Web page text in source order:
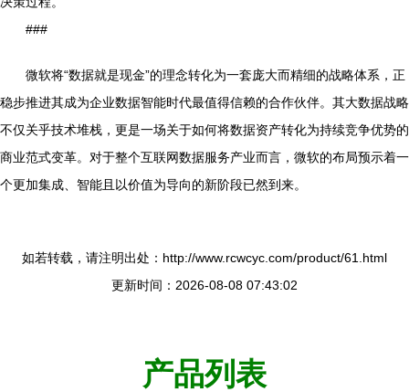
###
微软将“数据就是现金”的理念转化为一套庞大而精细的战略体系，正
稳步推进其成为企业数据智能时代最值得信赖的合作伙伴。其大数据战略
不仅关乎技术堆栈，更是一场关于如何将数据资产转化为持续竞争优势的
商业范式变革。对于整个互联网数据服务产业而言，微软的布局预示着一
个更加集成、智能且以价值为导向的新阶段已然到来。
如若转载，请注明出处：http://www.rcwcyc.com/product/61.html
更新时间：2026-08-08 07:43:02
产品列表